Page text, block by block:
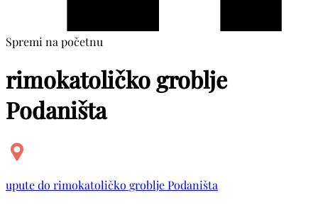
Spremi na početnu
rimokatoličko groblje
Podaništa
upute do rimokatoličko groblje Podaništa